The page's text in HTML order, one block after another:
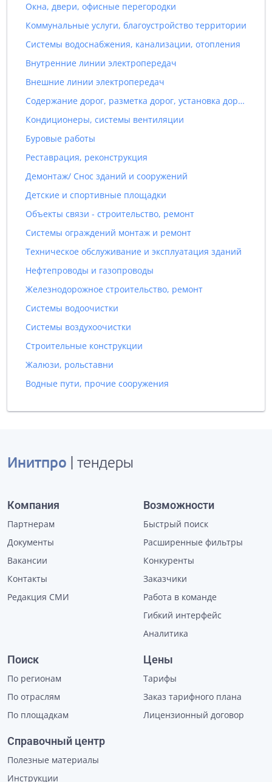
Окна, двери, офисные перегородки
Коммунальные услуги, благоустройство территории
Системы водоснабжения, канализации, отопления
Внутренние линии электропередач
Внешние линии электропередач
Содержание дорог, разметка дорог, установка дорожных знаков
Кондиционеры, системы вентиляции
Буровые работы
Реставрация, реконструкция
Демонтаж/ Снос зданий и сооружений
Детские и спортивные площадки
Объекты связи - строительство, ремонт
Системы ограждений монтаж и ремонт
Техническое обслуживание и эксплуатация зданий
Нефтепроводы и газопроводы
Железнодорожное строительство, ремонт
Системы водоочистки
Системы воздухоочистки
Строительные конструкции
Жалюзи, рольставни
Водные пути, прочие сооружения
Инитпро | тендеры
Компания
Партнерам
Документы
Вакансии
Контакты
Редакция СМИ
Возможности
Быстрый поиск
Расширенные фильтры
Конкуренты
Заказчики
Работа в команде
Гибкий интерфейс
Аналитика
Поиск
По регионам
По отраслям
По площадкам
Цены
Тарифы
Заказ тарифного плана
Лицензионный договор
Справочный центр
Полезные материалы
Инструкции